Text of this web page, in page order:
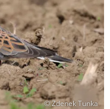
© Zdenek Tunka